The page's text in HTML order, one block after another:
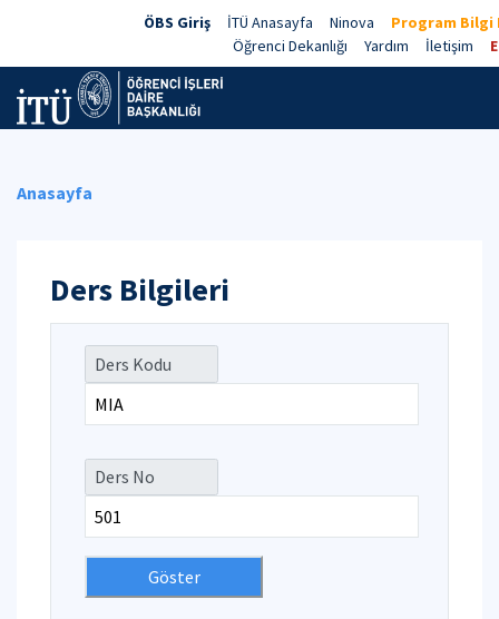
ÖBS Giriş İTÜ Anasayfa Ninova
Program Bilgi
Öğrenci Dekanlığı
Yardım İletişim
Anasayfa
Ders Bilgileri
Ders Kodu
Ders No